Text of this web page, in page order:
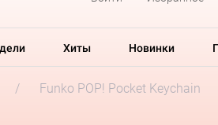
Хиты Новинки
Funko POP! Pocket Keychain